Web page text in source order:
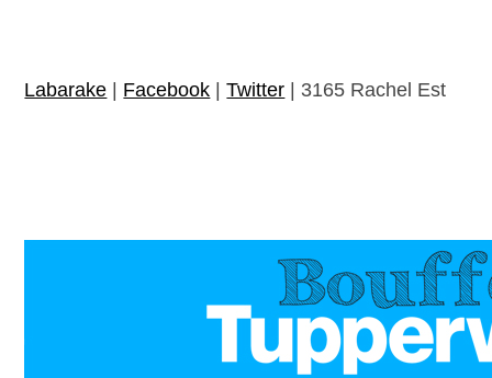
Labarake Facebook |Twitter | 3165 Rachel Est